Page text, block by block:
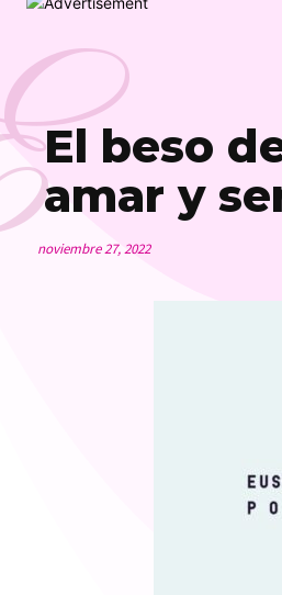
El beso
amar y
noviembre 27, 2022